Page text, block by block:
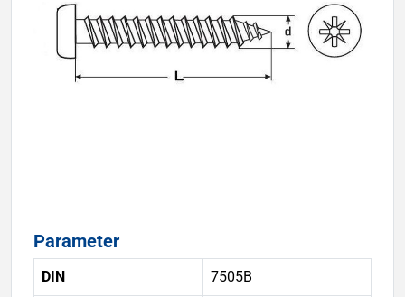
Parameter
DIN 7505B